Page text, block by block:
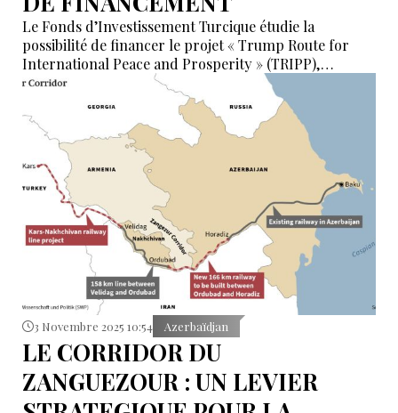
Le Fonds d’Investissement Turcique étudie la
possibilité de financer le projet « Trump Route for
International Peace and Prosperity » (TRIPP),
également connu comme le corridor de Zanguezour.
C’est ce qu’a déclaré, dans un entretien exclusif
accordé à Trend, le directeur général du Fonds,
Ramil Babaïev.
3 Novembre 2025 10:54 Azerbaïdjan
LE CORRIDOR DU
ZANGUEZOUR : UN LEVIER